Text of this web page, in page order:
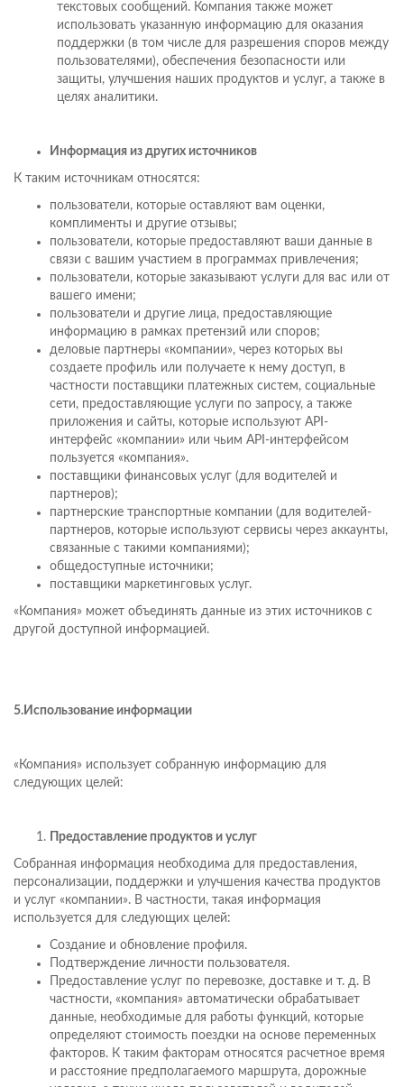
текстовых сообщений. Компания также может
использовать указанную информацию для оказания
поддержки (в том числе для разрешения споров между
пользователями), обеспечения безопасности или
защиты, улучшения наших продуктов и услуг, а также в
целях аналитики.
Информация из других источников
К таким источникам относятся:
пользователи, которые оставляют вам оценки,
комплименты и другие отзывы;
пользователи, которые предоставляют ваши данные в
связи с вашим участием в программах привлечения;
пользователи, которые заказывают услуги для вас или от
вашего имени;
пользователи и другие лица, предоставляющие
информацию в рамках претензий или споров;
деловые партнеры «компании», через которых вы
создаете профиль или получаете к нему доступ, в
частности поставщики платежных систем, социальные
сети, предоставляющие услуги по запросу, а также
приложения и сайты, которые используют API-
интерфейс «компании» или чьим API-интерфейсом
пользуется «компания».
поставщики финансовых услуг (для водителей и
партнеров);
партнерские транспортные компании (для водителей-
партнеров, которые используют сервисы через аккаунты,
связанные с такими компаниями);
общедоступные источники;
поставщики маркетинговых услуг.
«Компания» может объединять данные из этих источников с
другой доступной информацией.
5.Использование информации
«Компания» использует собранную информацию для
следующих целей:
Предоставление продуктов и услуг
Собранная информация необходима для предоставления,
персонализации, поддержки и улучшения качества продуктов
и услуг «компании». В частности, такая информация
используется для следующих целей:
Создание и обновление профиля.
Подтверждение личности пользователя.
Предоставление услуг по перевозке, доставке и т. д. В
частности, «компания» автоматически обрабатывает
данные, необходимые для работы функций, которые
определяют стоимость поездки на основе переменных
факторов. К таким факторам относятся расчетное время
и расстояние предполагаемого маршрута, дорожные